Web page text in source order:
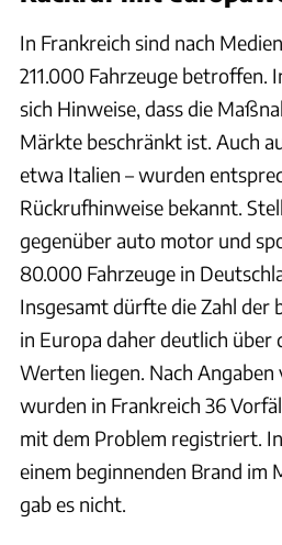
In Frankreich sind nach
211.000 Fahrzeuge betroffen.
sich Hinweise, dass die
Märkte beschränkt ist. Auch
etwa Italien – wurden
Rückrufhinweise bekannt.
gegenüber auto motor und
80.000 Fahrzeuge in
Insgesamt dürfte die Zahl der
in Europa daher deutlich über
Werten liegen. Nach Angaben
wurden in Frankreich 36
mit dem Problem registriert. In
einem beginnenden Brand im
gab es nicht.